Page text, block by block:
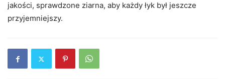
jakości, sprawdzone ziarna, aby każdy łyk był jeszcze
przyjemniejszy.